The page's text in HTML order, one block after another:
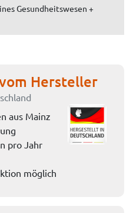
Gesundheitswesen +
Hersteller
aus Mainz
pro Jahr
möglich